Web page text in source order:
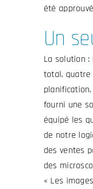
été
Un
La solution :
total, quatre
fourni une
équipé les
de notre
des ventes
des
« Les